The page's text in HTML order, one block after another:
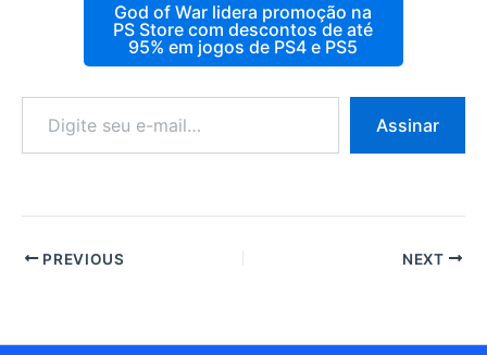
God of War lidera promoção na
PS Store com descontos de até
95% em jogos de PS4 e PS5
e-
Assinar
PREVIOUS NEXT